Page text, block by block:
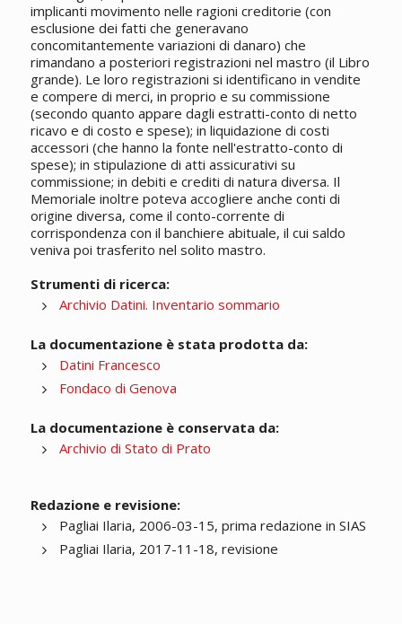
implicanti movimento nelle ragioni creditorie (con
esclusione dei fatti che generavano
concomitantemente variazioni di danaro) che
rimandano a posteriori registrazioni nel mastro (il Libro
grande). Le loro registrazioni si identificano in vendite
e compere di merci, in proprio e su commissione
(secondo quanto appare dagli estratti-conto di netto
ricavo e di costo e spese); in liquidazione di costi
accessori (che hanno la fonte nell'estratto-conto di
spese); in stipulazione di atti assicurativi su
commissione; in debiti e crediti di natura diversa. Il
Memoriale inoltre poteva accogliere anche conti di
origine diversa, come il conto-corrente di
corrispondenza con il banchiere abituale, il cui saldo
veniva poi trasferito nel solito mastro.
Strumenti di ricerca:
Archivio Datini. Inventario sommario
La documentazione è stata prodotta da:
Datini Francesco
Fondaco di Genova
La documentazione è conservata da:
Archivio di Stato di Prato
Redazione e revisione:
Pagliai Ilaria, 2006-03-15, prima redazione in SIAS
Pagliai Ilaria, 2017-11-18, revisione